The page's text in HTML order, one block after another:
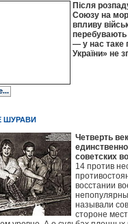
Після
Союзу на
впливу
перебувають
— у нас таке
України» не
ШУРАВИ
Четверть
советских
14 против
восстании
называли
стороне